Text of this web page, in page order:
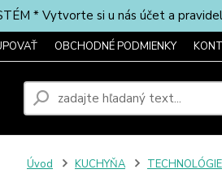
* Vytvorte si u nás účet a
OBCHODNÉ PODMIENKY
Úvod KUCHYŇA TECHNOLÓGIE